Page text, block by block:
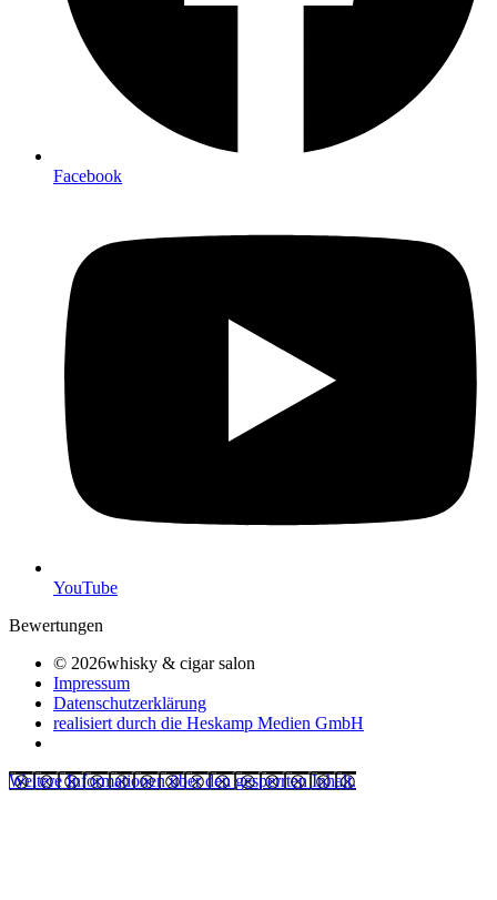
Facebook
YouTube
Bewertungen
© 2026whisky & cigar salon
Impressum
Datenschutzerklärung
realisiert durch die Heskamp Medien GmbH
Weitere Informationen über den gesperrten Inhalt.